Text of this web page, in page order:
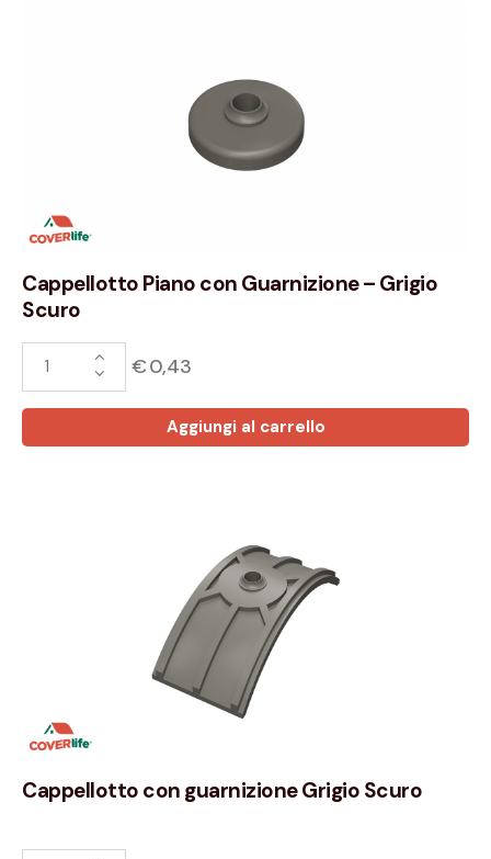
Cappellotto Piano con Guarnizione – Grigio
Scuro
€0,43
Aggiungi al carrello
Cappellotto con guarnizione Grigio Scuro